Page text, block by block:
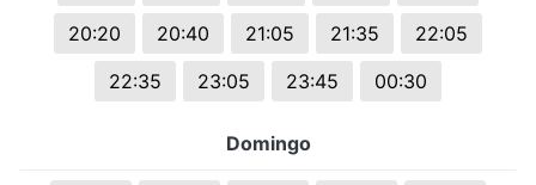
20:20
20:40 21:05 21:35
22:05
22:35
23:05 23:45 00:30
Domingo